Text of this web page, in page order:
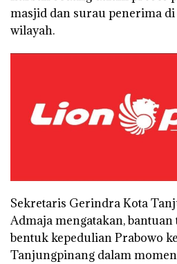
masjid dan surau penerima
wilayah.
Sekretaris Gerindra Kota
Admaja mengatakan,
bentuk kepedulian Prabowo
Tanjungpinang dalam